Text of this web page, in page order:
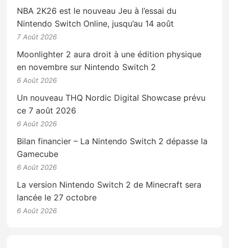
NBA 2K26 est le nouveau Jeu à l’essai du
Nintendo Switch Online, jusqu’au 14 août
7 Août 2026
Moonlighter 2 aura droit à une édition physique
en novembre sur Nintendo Switch 2
6 Août 2026
Un nouveau THQ Nordic Digital Showcase prévu
ce 7 août 2026
6 Août 2026
Bilan financier – La Nintendo Switch 2 dépasse la
Gamecube
6 Août 2026
La version Nintendo Switch 2 de Minecraft sera
lancée le 27 octobre
6 Août 2026